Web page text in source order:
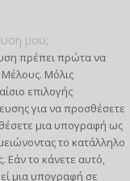
μου;
πρέπει πρώτα να
Μόλις
επιλογής
για να προσθέσετε
μια υπογραφή ως
το κατάλληλο
Εάν το κάνετε αυτό,
μια υπογραφή σε